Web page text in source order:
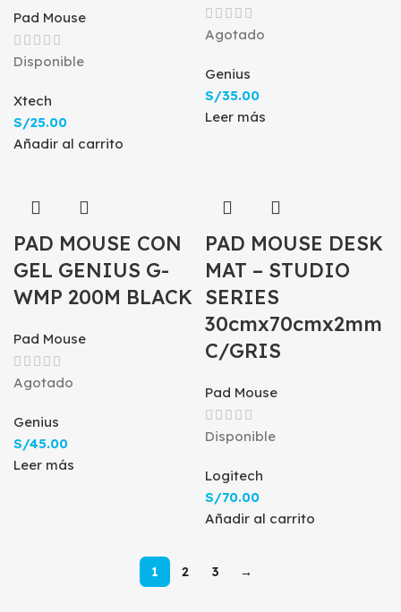
Pad Mouse
Disponible
Xtech
S/25.00
Añadir al carrito
Agotado
Genius
S/35.00
Leer más
PAD MOUSE CON
GEL GENIUS G-
WMP 200M BLACK
Pad Mouse
Agotado
Genius
S/45.00
Leer más
PAD MOUSE DESK
MAT – STUDIO
SERIES
30cmx70cmx2mm
C/GRIS
Pad Mouse
Disponible
Logitech
S/70.00
Añadir al carrito
1 2 3 →